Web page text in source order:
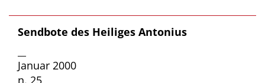
Sendbote des Heiliges Antonius
Januar 2000
n. 25